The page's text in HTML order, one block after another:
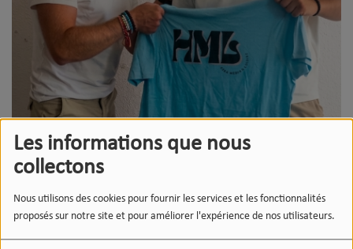
Les informations que nous
collectons
Nous utilisons des cookies pour fournir les services et les fonctionnalités
proposés sur notre site et pour améliorer l'expérience de nos utilisateurs.